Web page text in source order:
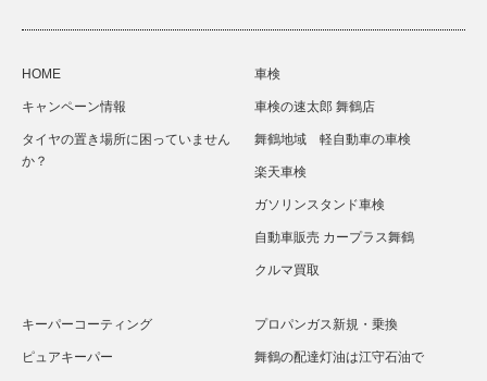
HOME
キャンペーン情報
タイヤの置き場所に困っていません
か？
車検
車検の速太郎 舞鶴店
舞鶴地域 軽自動車の車検
楽天車検
ガソリンスタンド車検
自動車販売 カープラス舞鶴
クルマ買取
キーパーコーティング
ピュアキーパー
プロパンガス新規・乗換
舞鶴の配達灯油は江守石油で